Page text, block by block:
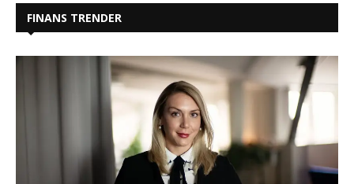
FINANS TRENDER